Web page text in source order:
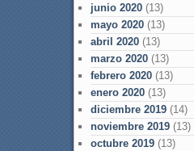
junio 2020(13)
mayo 2020(13)
abril 2020(13)
marzo 2020(13)
febrero 2020(13)
enero 2020(13)
diciembre 2019(14)
noviembre 2019(13)
octubre 2019(13)